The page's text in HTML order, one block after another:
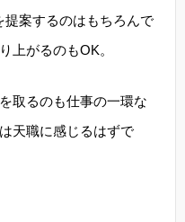
案するのはもちろんで
上がるのもOK。
取るのも仕事の一環な
天職に感じるはずで